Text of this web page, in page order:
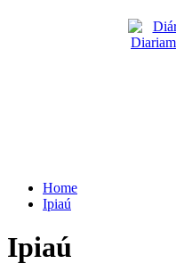
Home
Ipiaú
Ipiaú